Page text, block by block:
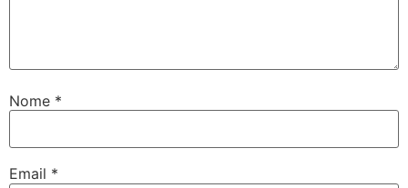
Nome *
Email *